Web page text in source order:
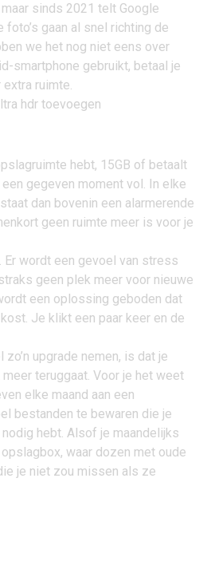
sinds 2021 telt Google
foto’s gaan al snel richting de
we het nog niet eens over
smartphone gebruikt, betaal je
ruimte.
hebt, 15GB of betaalt
gegeven moment vol. In elke
dan bovenin een alarmerende
geen ruimte meer is voor je
wordt een gevoel van stress
geen plek meer voor nieuwe
een oplossing geboden dat
Je klikt een paar keer en de
zo’n upgrade nemen, is dat je
teruggaat. Voor je het weet
elke maand aan een
bestanden te bewaren die je
hebt. Alsof je maandelijks
waar dozen met oude
je niet zou missen als ze